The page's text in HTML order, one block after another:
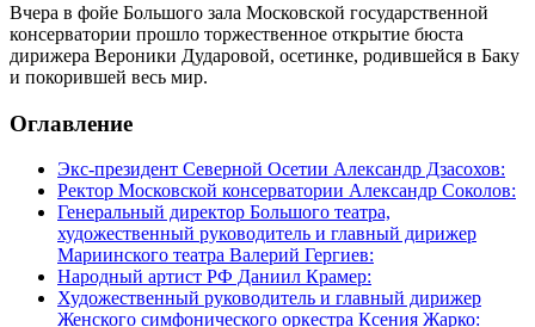
Вчера в фойе Большого зала Московской государственной
консерватории прошло торжественное открытие бюста
дирижера Вероники Дударовой, осетинке, родившейся в Баку
и покорившей весь мир.
Оглавление
Экс-президент Северной Осетии Александр Дзасохов:
Ректор Московской консерватории Александр Соколов:
Генеральный директор Большого театра,
художественный руководитель и главный дирижер
Мариинского театра Валерий Гергиев:
Народный артист РФ Даниил Крамер:
Художественный руководитель и главный дирижер
Женского симфонического оркестра Ксения Жарко: